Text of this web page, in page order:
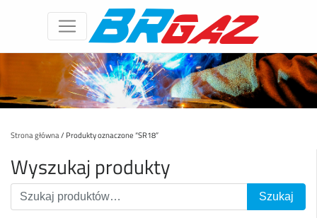
Strona główna/ Produkty oznaczone “SR18”
Wyszukaj produkty